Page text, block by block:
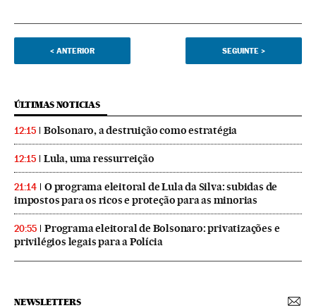
< ANTERIOR SEGUINTE >
ÚLTIMAS NOTICIAS
12:15 Bolsonaro, a destruição como estratégia
12:15 Lula, uma ressurreição
21:14
O programa eleitoral de Lula da Silva: subidas de
impostos para os ricos e proteção para as minorias
20:55
Programa eleitoral de Bolsonaro: privatizações e
privilégios legais para a Polícia
NEWSLETTERS